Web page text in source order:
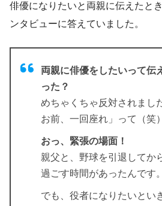
俳優になりたいと両親に伝えたと
ンタビューに答えていました。
両親に俳優をしたいって伝
った？
めちゃくちゃ反対されまし
お前、一回座れ」って（笑
おっ、緊張の場面！
親父と、野球を引退してか
過ごす時間があったんです。
でも、役者になりたいとい